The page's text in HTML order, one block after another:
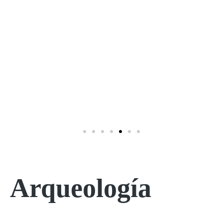
Arqueología